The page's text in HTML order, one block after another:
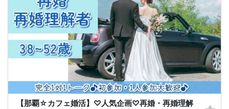
【那覇☆カフェ婚活】♡人気企画♡再婚・再婚理解